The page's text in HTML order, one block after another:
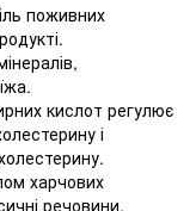
поживних
кислот регулює
і
харчових
речовини,